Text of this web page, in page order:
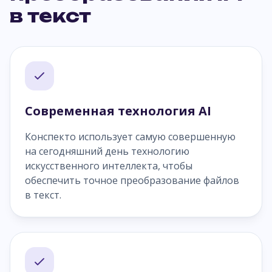
в текст
Современная технология AI
Конспекто использует самую совершенную
на сегодняшний день технологию
искусственного интеллекта, чтобы
обеспечить точное преобразование файлов
в текст.